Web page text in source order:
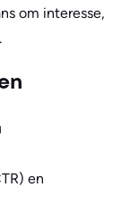
om interesse,
en